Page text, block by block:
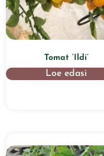
Tomat ‘Ildi’
Loe edasi